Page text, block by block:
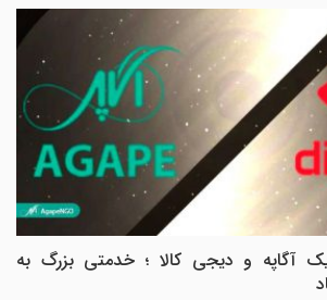
آگاپه و دیجی کالا ؛ خدمتی بزرگ به